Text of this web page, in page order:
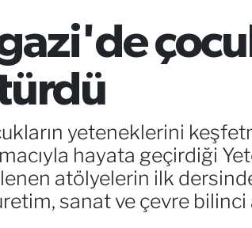
yeteneklerini
hayata geçirdiği
atölyelerin ilk
sanat ve çevre